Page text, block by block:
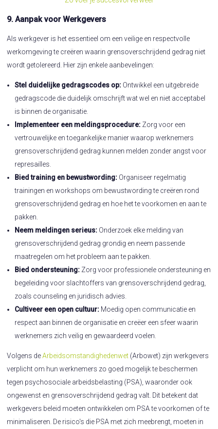
9. Aanpak voor Werkgevers
Als werkgever is het essentieel om een veilige en respectvolle
werkomgeving te creëren waarin grensoverschrijdend gedrag niet
wordt getolereerd. Hier zijn enkele aanbevelingen:
Stel duidelijke gedragscodes op: Ontwikkel een uitgebreide
gedragscode die duidelijk omschrijft wat wel en niet acceptabel
is binnen de organisatie.
Implementeer een meldingsprocedure: Zorg voor een
vertrouwelijke en toegankelijke manier waarop werknemers
grensoverschrijdend gedrag kunnen melden zonder angst voor
represailles.
Bied training en bewustwording: Organiseer regelmatig
trainingen en workshops om bewustwording te creëren rond
grensoverschrijdend gedrag en hoe het te voorkomen en aan te
pakken.
Neem meldingen serieus: Onderzoek elke melding van
grensoverschrijdend gedrag grondig en neem passende
maatregelen om het probleem aan te pakken.
Bied ondersteuning: Zorg voor professionele ondersteuning en
begeleiding voor slachtoffers van grensoverschrijdend gedrag,
zoals counseling en juridisch advies.
Cultiveer een open cultuur: Moedig open communicatie en
respect aan binnen de organisatie en creëer een sfeer waarin
werknemers zich veilig en gewaardeerd voelen.
Volgens deArbeidsomstandighedenwet (Arbowet) zijn werkgevers
verplicht om hun werknemers zo goed mogelijk te beschermen
tegen psychosociale arbeidsbelasting (PSA), waaronder ook
ongewenst en grensoverschrijdend gedrag valt. Dit betekent dat
werkgevers beleid moeten ontwikkelen om PSA te voorkomen of te
minimaliseren. De risico's die PSA met zich meebrengt, moeten in